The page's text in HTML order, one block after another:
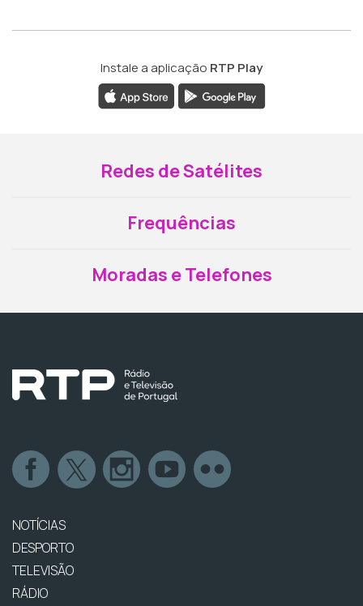
Instale a aplicação RTP Play
Redes de Satélites
Frequências
Moradas e Telefones
NOTÍCIAS
DESPORTO
TELEVISÃO
RÁDIO